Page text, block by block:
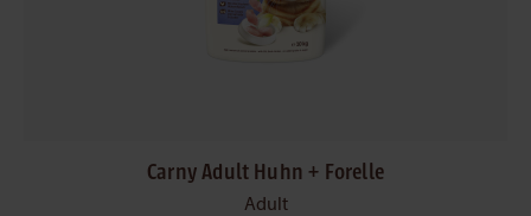
Carny Adult Huhn + Forelle
Adult